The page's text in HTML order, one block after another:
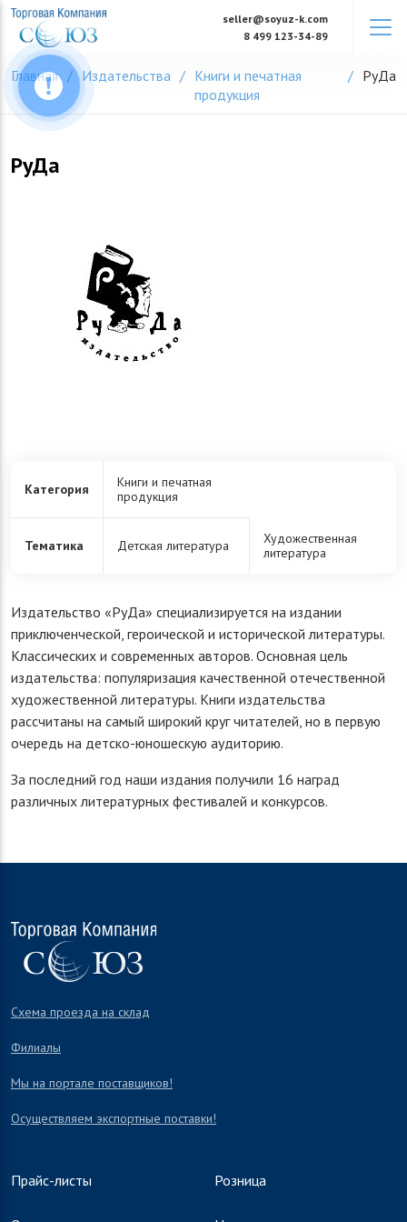
Skip
content
seller@soyuz-k.com
8 499 123-34-89
Главная Издательства
Книги и печатная
продукция
РуДа
РуДа
Категория
Книги и печатная
продукция
Тематика Детская литература
Художественная
литература
Издательство «РуДа» специализируется на издании
приключенческой, героической и исторической литературы.
Классических и современных авторов. Основная цель
издательства: популяризация качественной отечественной
художественной литературы. Книги издательства
рассчитаны на самый широкий круг читателей, но в первую
очередь на детско-юношескую аудиторию.
За последний год наши издания получили 16 наград
различных литературных фестивалей и конкурсов.
Схема проезда на склад
Филиалы
Мы на портале поставщиков!
Осуществляем экспортные поставки!
Прайс-листы Розница